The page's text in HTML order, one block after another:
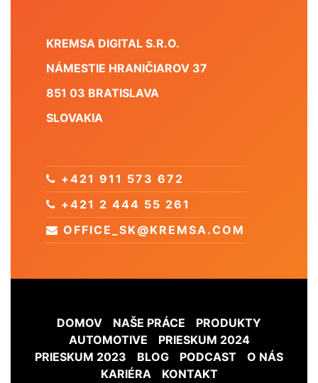
KREMSA DIGITAL S.R.O.
NÁMESTIE HRANIČIAROV 37
851 03 BRATISLAVA
SLOVAKIA
+421 911 573 672
+421 2 444 55 261
OFFICE_SK@KREMSA.COM
DOMOV NAŠE PRÁCE
PRODUKTY
AUTOMOTIVE
PRIESKUM 2024
PRIESKUM 2023
BLOG PODCAST
O NÁS
KARIÉRA
KONTAKT